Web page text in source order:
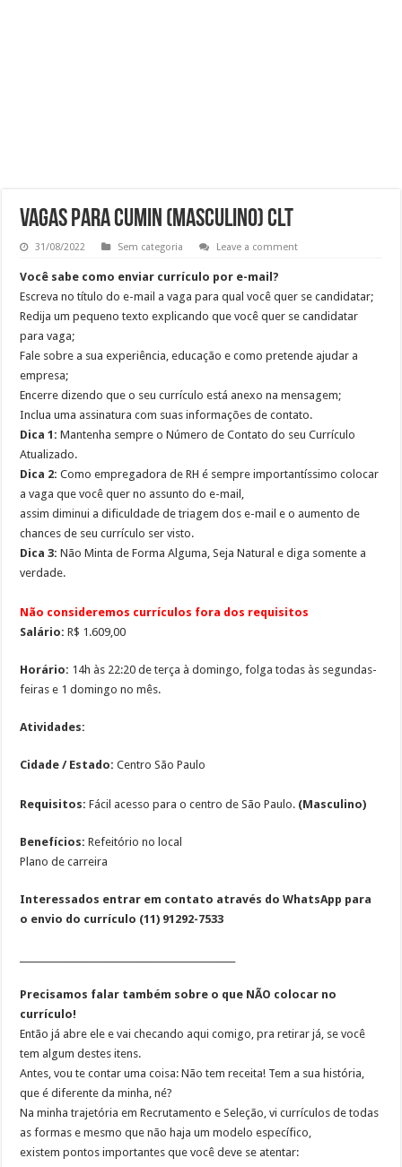
Vagas para Cumin (Masculino) CLT
31/08/2022 Sem categoria Leave a comment
Você sabe como enviar currículo por e-mail?
Escreva no título do e-mail a vaga para qual você quer se candidatar;
Redija um pequeno texto explicando que você quer se candidatar
para vaga;
Fale sobre a sua experiência, educação e como pretende ajudar a
empresa;
Encerre dizendo que o seu currículo está anexo na mensagem;
Inclua uma assinatura com suas informações de contato.
Dica 1: Mantenha sempre o Número de Contato do seu Currículo
Atualizado.
Dica 2: Como empregadora de RH é sempre importantíssimo colocar
a vaga que você quer no assunto do e-mail,
assim diminui a dificuldade de triagem dos e-mail e o aumento de
chances de seu currículo ser visto.
Dica 3: Não Minta de Forma Alguma, Seja Natural e diga somente a
verdade.
Não consideremos currículos fora dos requisitos
Salário:R$ 1.609,00
Horário: 14h às 22:20 de terça à domingo, folga todas às segundas-
feiras e 1 domingo no mês.
Atividades:
Cidade / Estado: Centro São Paulo
Requisitos:Fácil acesso para o centro de São Paulo. (Masculino)
Benefícios:Refeitório no local
Plano de carreira
Interessados entrar em contato através do WhatsApp para
o envio do currículo (11) 91292-7533
Precisamos falar também sobre o que NÃO colocar no
currículo!
Então já abre ele e vai checando aqui comigo, pra retirar já, se você
tem algum destes itens.
Antes, vou te contar uma coisa: Não tem receita! Tem a sua história,
que é diferente da minha, né?
Na minha trajetória em Recrutamento e Seleção, vi currículos de todas
as formas e mesmo que não haja um modelo específico,
existem pontos importantes que você deve se atentar: